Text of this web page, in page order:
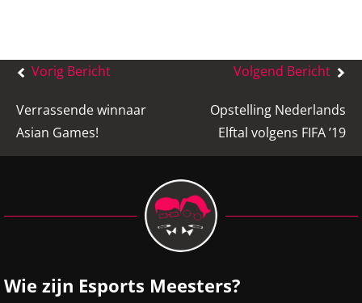
Bericht
Vorig Bericht
Verrassende winnaar
Asian Games!
Volgend Bericht
Opstelling Nederlands
Elftal volgens FIFA ’19
Wie zijn Esports Meesters?